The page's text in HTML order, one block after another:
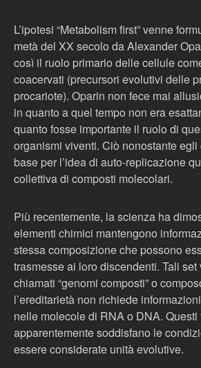
L’ipotesi “Metabolism first” venne
metà del XX secolo da Alexander
così il ruolo primario delle cellule
coacervati (precursori evolutivi delle
procariote). Oparin non fece mai
in quanto a quel tempo non era
quanto fosse importante il ruolo di
organismi viventi. Ciò nonostante
base per l’idea di auto-replicazione
collettiva di composti molecolari.
Più recentemente, la scienza ha
elementi chimici mantengono
stessa composizione che possono
trasmesse ai loro discendenti. Tali
chiamati “genomi composti” o
l’ereditarietà non richiede
nelle molecole di RNA o DNA. Questi
apparentemente soddisfano le
essere considerate unità evolutive.